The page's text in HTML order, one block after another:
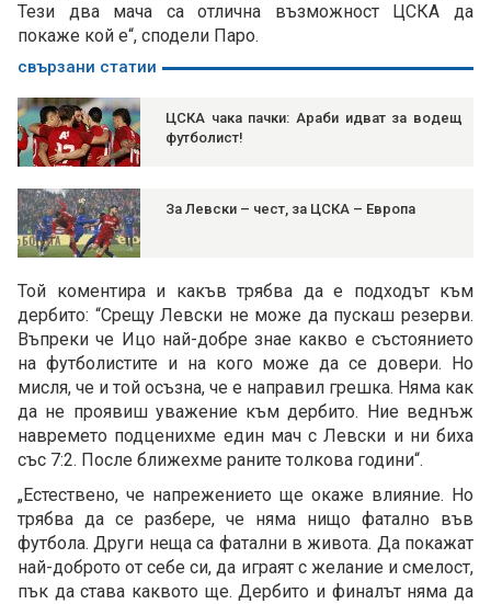
Тези два мача са отлична възможност ЦСКА да
покаже кой е“, сподели Паро.
свързани статии
ЦСКА чака пачки: Араби идват за водещ
футболист!
За Левски – чест, за ЦСКА – Европа
Той коментира и какъв трябва да е подходът към
дербито: “Срещу Левски не може да пускаш резерви.
Въпреки че Ицо най-добре знае какво е състоянието
на футболистите и на кого може да се довери. Но
мисля, че и той осъзна, че е направил грешка. Няма как
да не проявиш уважение към дербито. Ние веднъж
навремето подценихме един мач с Левски и ни биха
със 7:2. После ближехме раните толкова години“.
„Естествено, че напрежението ще окаже влияние. Но
трябва да се разбере, че няма нищо фатално във
футбола. Други неща са фатални в живота. Да покажат
най-доброто от себе си, да играят с желание и смелост,
пък да става каквото ще. Дербито и финалът няма да